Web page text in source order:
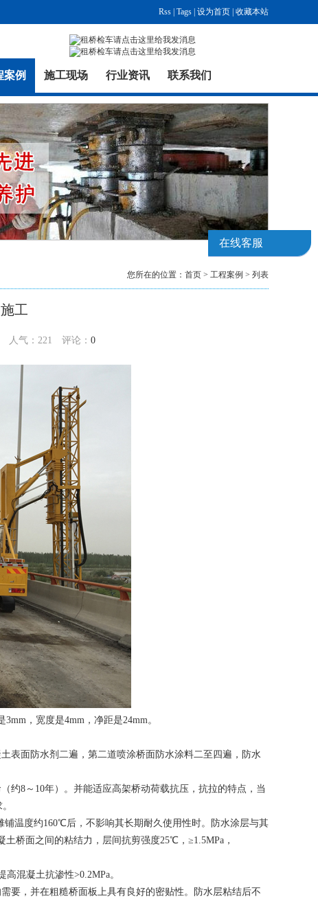
Rss Tags 设为首页 收藏本站
案例 施工现场 行业资讯 联系我们
您所在的位置： 首页 > 工程案例 > 列表
工
人气： 221 评论： 0
，宽度是4mm，净距是24mm。
表面防水剂二遍，第二道喷涂桥面防水涂料二至四遍，防水
约8～10年）。并能适应高架桥动荷载抗压，抗拉的特点，当
铺温度约160℃后，不影响其长期耐久使用性时。防水涂层与其
桥面之间的粘结力，层间抗剪强度25℃，≥1.5MPa，
混凝土抗渗性>0.2MPa。
要，并在粗糙桥面板上具有良好的密贴性。防水层粘结后不
在线客服